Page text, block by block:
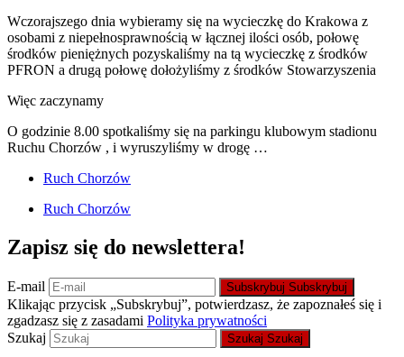
Wczorajszego dnia wybieramy się na wycieczkę do Krakowa z
osobami z niepełnosprawnością w łącznej ilości osób, połowę
środków pieniężnych pozyskaliśmy na tą wycieczkę z środków
PFRON a drugą połowę dołożyliśmy z środków Stowarzyszenia
Więc zaczynamy
O godzinie 8.00 spotkaliśmy się na parkingu klubowym stadionu
Ruchu Chorzów , i wyruszyliśmy w drogę …
Ruch Chorzów
Ruch Chorzów
Zapisz się do newslettera!
E-mail Subskrybuj Subskrybuj
Klikając przycisk „Subskrybuj”, potwierdzasz, że zapoznałeś się i
zgadzasz się z zasadami Polityka prywatności
Szukaj
Szukaj Szukaj